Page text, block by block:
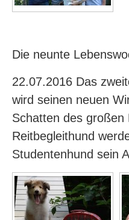
Die neunte
22.07.2016 Das
wird seinen neuen
Schatten des großen
Reitbegleithund
Studentenhund sein